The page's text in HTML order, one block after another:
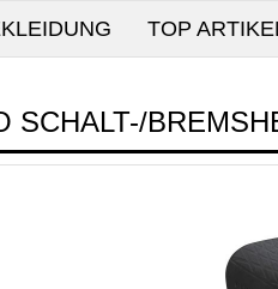
TOP
SCHALT-/